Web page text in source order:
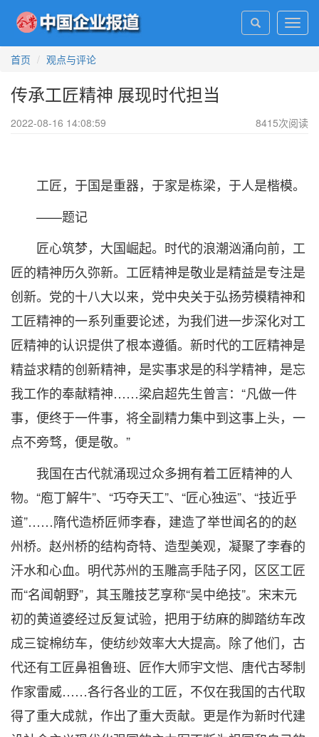
首页
观点与评论
传承工匠精神 展现时代担当
2022-08-16 14:08:59 8415次阅读
工匠，于国是重器，于家是栋梁，于人是楷模。
——题记
匠心筑梦，大国崛起。时代的浪潮汹涌向前，工
匠的精神历久弥新。工匠精神是敬业是精益是专注是
创新。党的十八大以来，党中央关于弘扬劳模精神和
工匠精神的一系列重要论述，为我们进一步深化对工
匠精神的认识提供了根本遵循。新时代的工匠精神是
精益求精的创新精神，是实事求是的科学精神，是忘
我工作的奉献精神……梁启超先生曾言：“凡做一件
事，便终于一件事，将全副精力集中到这事上头，一
点不旁骛，便是敬。”
我国在古代就涌现过众多拥有着工匠精神的人
物。“庖丁解牛”、“巧夺天工”、“匠心独运”、“技近乎
道”……隋代造桥匠师李春，建造了举世闻名的的赵
州桥。赵州桥的结构奇特、造型美观，凝聚了李春的
汗水和心血。明代苏州的玉雕高手陆子冈，区区工匠
而“名闻朝野”，其玉雕技艺享称“吴中绝技”。宋末元
初的黄道婆经过反复试验，把用于纺麻的脚踏纺车改
成三锭棉纺车，使纺纱效率大大提高。除了他们，古
代还有工匠鼻祖鲁班、匠作大师宇文恺、唐代古琴制
作家雷威……各行各业的工匠，不仅在我国的古代取
得了重大成就，作出了重大贡献。更是作为新时代建